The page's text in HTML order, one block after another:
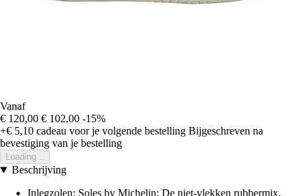
Vanaf
€ 120,00 € 102,00 -15%
+€ 5,10 cadeau voor je volgende bestelling Bijgeschreven na
bevestiging van je bestelling
Loading...
Beschrijving
Inlegzolen: Soles by Michelin: De niet-vlekken rubbermix,